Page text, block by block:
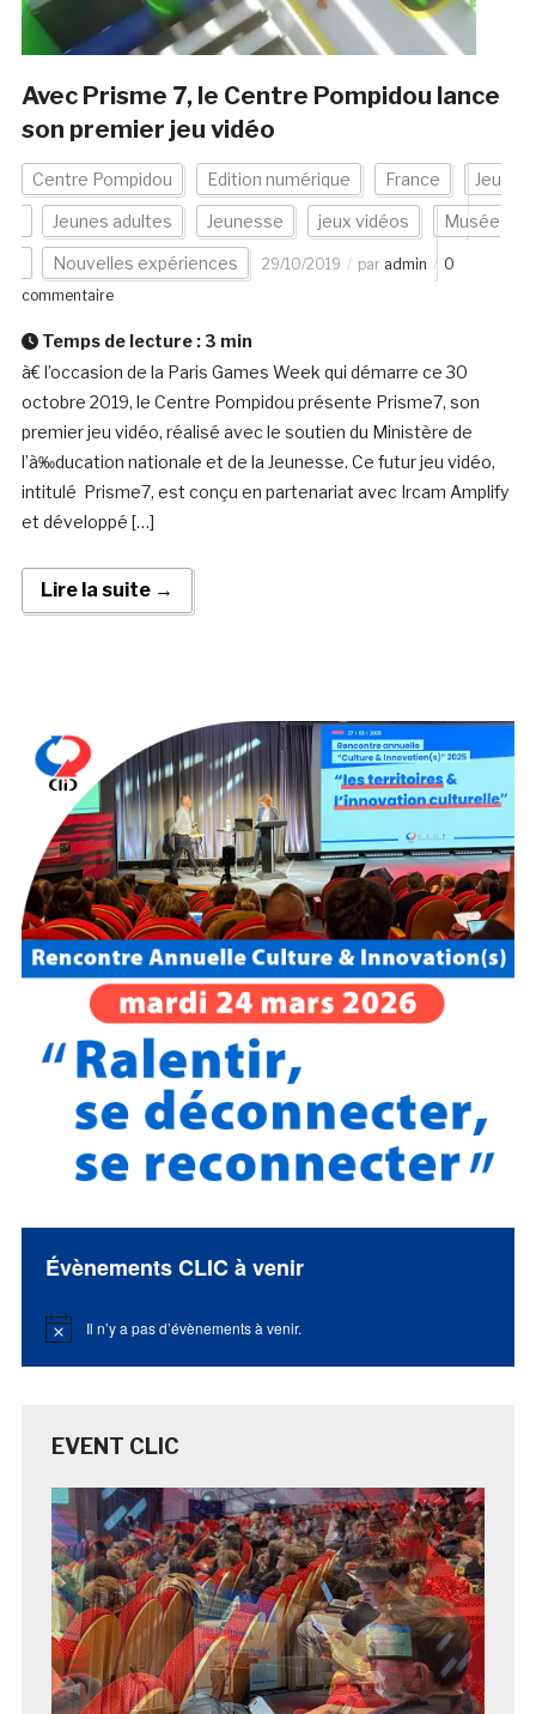
Avec Prisme 7, le Centre Pompidou lance
son premier jeu vidéo
Centre Pompidou Edition numérique France Jeu
Jeunes adultes Jeunesse jeux vidéos Musée
Nouvelles expériences 29/10/2019 par admin
0
commentaire
Temps de lecture : 3 min
à€ l’occasion de la Paris Games Week qui démarre ce 30
octobre 2019, le Centre Pompidou présente Prisme7, son
premier jeu vidéo, réalisé avec le soutien du Ministère de
l’à‰ducation nationale et de la Jeunesse. Ce futur jeu vidéo,
intitulé Prisme7, est conçu en partenariat avec Ircam Amplify
et développé […]
Lire la suite →
Évènements CLIC à venir
Notice Il n’y a pas d’évènements à venir.
EVENT CLIC